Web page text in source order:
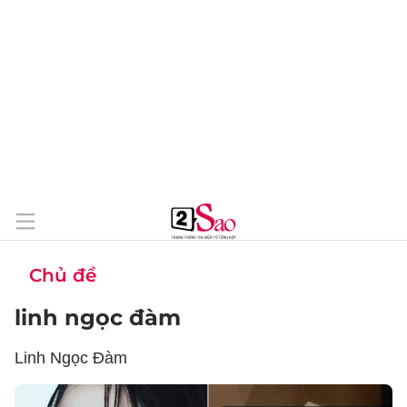
Chủ đề
linh ngọc đàm
Linh Ngọc Đàm